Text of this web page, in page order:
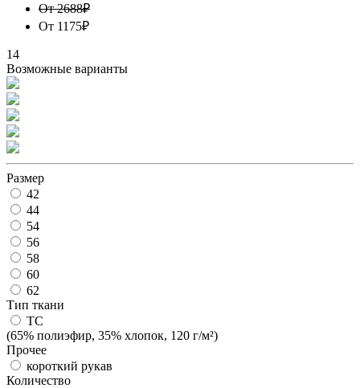
От 2688₽
От 1175₽
14
Возможные варианты
Размер
42
44
54
56
58
60
62
Тип ткани
ТС
(65% полиэфир, 35% хлопок, 120 г/м²)
Прочее
короткий рукав
Количество